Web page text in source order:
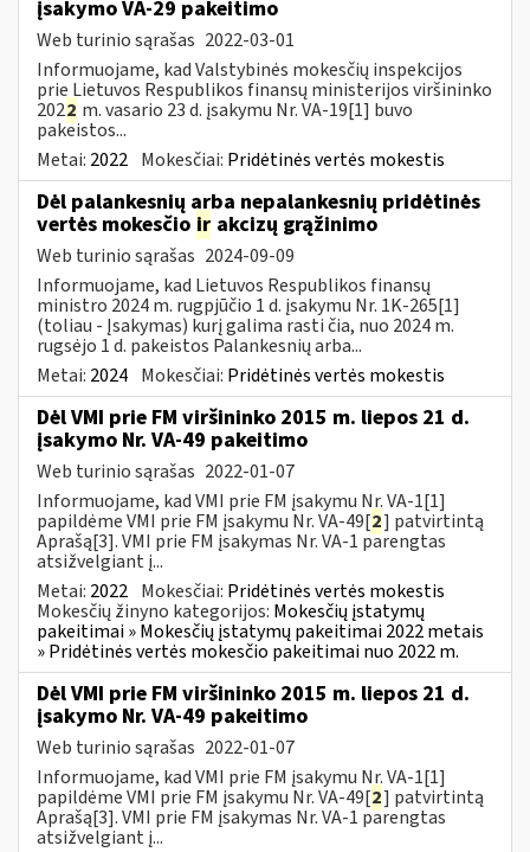
įsakymo VA-29 pakeitimo
Web turinio sąrašas 2022-03-01
Informuojame, kad Valstybinės mokesčių inspekcijos
prie Lietuvos Respublikos finansų ministerijos viršininko
2022 m. vasario 23 d. įsakymu Nr. VA-19[1] buvo
pakeistos...
Metai: 2022 Mokesčiai: Pridėtinės vertės mokestis
Dėl palankesnių arba nepalankesnių pridėtinės
vertės mokesčio ir akcizų grąžinimo
Web turinio sąrašas 2024-09-09
Informuojame, kad Lietuvos Respublikos finansų
ministro 2024 m. rugpjūčio 1 d. įsakymu Nr. 1K-265[1]
(toliau - Įsakymas) kurį galima rasti čia, nuo 2024 m.
rugsėjo 1 d. pakeistos Palankesnių arba...
Metai: 2024 Mokesčiai: Pridėtinės vertės mokestis
Dėl VMI prie FM viršininko 2015 m. liepos 21 d.
įsakymo Nr. VA-49 pakeitimo
Web turinio sąrašas 2022-01-07
Informuojame, kad VMI prie FM įsakymu Nr. VA-1[1]
papildėme VMI prie FM įsakymu Nr. VA-49[2] patvirtintą
Aprašą[3]. VMI prie FM įsakymas Nr. VA-1 parengtas
atsižvelgiant į...
Metai: 2022 Mokesčiai: Pridėtinės vertės mokestis
Mokesčių žinyno kategorijos: Mokesčių įstatymų
pakeitimai » Mokesčių įstatymų pakeitimai 2022 metais
» Pridėtinės vertės mokesčio pakeitimai nuo 2022 m.
Dėl VMI prie FM viršininko 2015 m. liepos 21 d.
įsakymo Nr. VA-49 pakeitimo
Web turinio sąrašas 2022-01-07
Informuojame, kad VMI prie FM įsakymu Nr. VA-1[1]
papildėme VMI prie FM įsakymu Nr. VA-49[2] patvirtintą
Aprašą[3]. VMI prie FM įsakymas Nr. VA-1 parengtas
atsižvelgiant į...